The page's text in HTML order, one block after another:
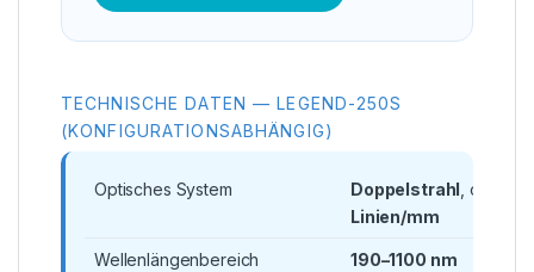
TECHNISCHE DATEN — LEGEND-250S
(KONFIGURATIONSABHÄNGIG)
Optisches System Doppelstrahl ,
Linien/mm
Wellenlängenbereich 190–1100 nm